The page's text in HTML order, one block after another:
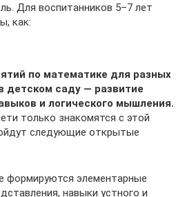
Для воспитанников 5–7 лет
как:
по математике для разных
детском саду — развитие
и логического мышления.
только знакомятся с этой
следующие открытые
формируются элементарные
навыки устного и